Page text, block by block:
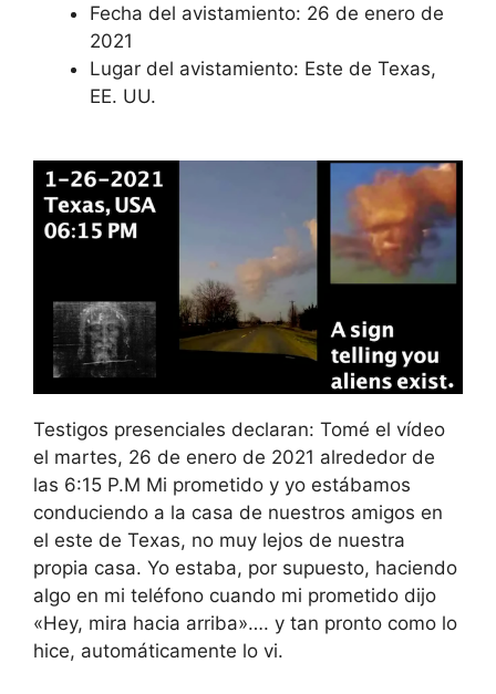
Fecha del avistamiento: 26 de enero de
2021
Lugar del avistamiento: Este de Texas,
EE. UU.
Testigos presenciales declaran: Tomé el vídeo
el martes, 26 de enero de 2021 alrededor de
las 6:15 P.M Mi prometido y yo estábamos
conduciendo a la casa de nuestros amigos en
el este de Texas, no muy lejos de nuestra
propia casa. Yo estaba, por supuesto, haciendo
algo en mi teléfono cuando mi prometido dijo
«Hey, mira hacia arriba»…. y tan pronto como lo
hice, automáticamente lo vi.